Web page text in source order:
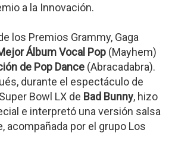
a la Innovación.
los Premios Grammy, Gaga
Álbum Vocal Pop (Mayhem)
de Pop Dance (Abracadabra).
durante el espectáculo de
Bowl LX de Bad Bunny, hizo
e interpretó una versión salsa
acompañada por el grupo Los